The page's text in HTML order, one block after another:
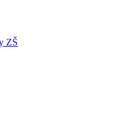
ZŠ